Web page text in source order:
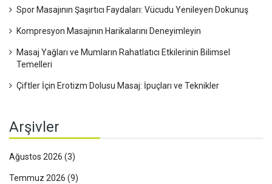
Spor Masajının Şaşırtıcı Faydaları: Vücudu Yenileyen Dokunuş
Kompresyon Masajının Harikalarını Deneyimleyin
Masaj Yağları ve Mumların Rahatlatıcı Etkilerinin Bilimsel
Temelleri
Çiftler İçin Erotizm Dolusu Masaj: İpuçları ve Teknikler
Arşivler
Ağustos 2026 (3)
Temmuz 2026 (9)